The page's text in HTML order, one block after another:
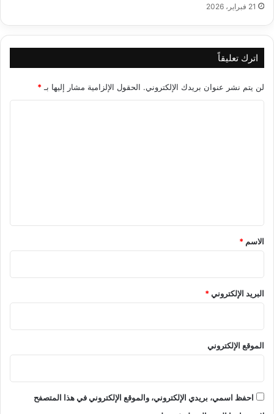
21 فبراير، 2026
اترك تعليقاً
لن يتم نشر عنوان بريدك الإلكتروني. الحقول الإلزامية مشار إليها بـ *
*
الاسم *
البريد الإلكتروني*
الموقع الإلكتروني
احفظ اسمي، بريدي الإلكتروني، والموقع الإلكتروني في هذا المتصفح